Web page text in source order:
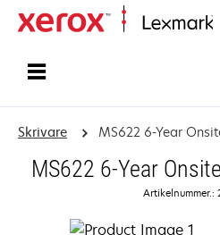
Skrivare MS622 6-Year
MS622 6-Year
Artikelnummer.: